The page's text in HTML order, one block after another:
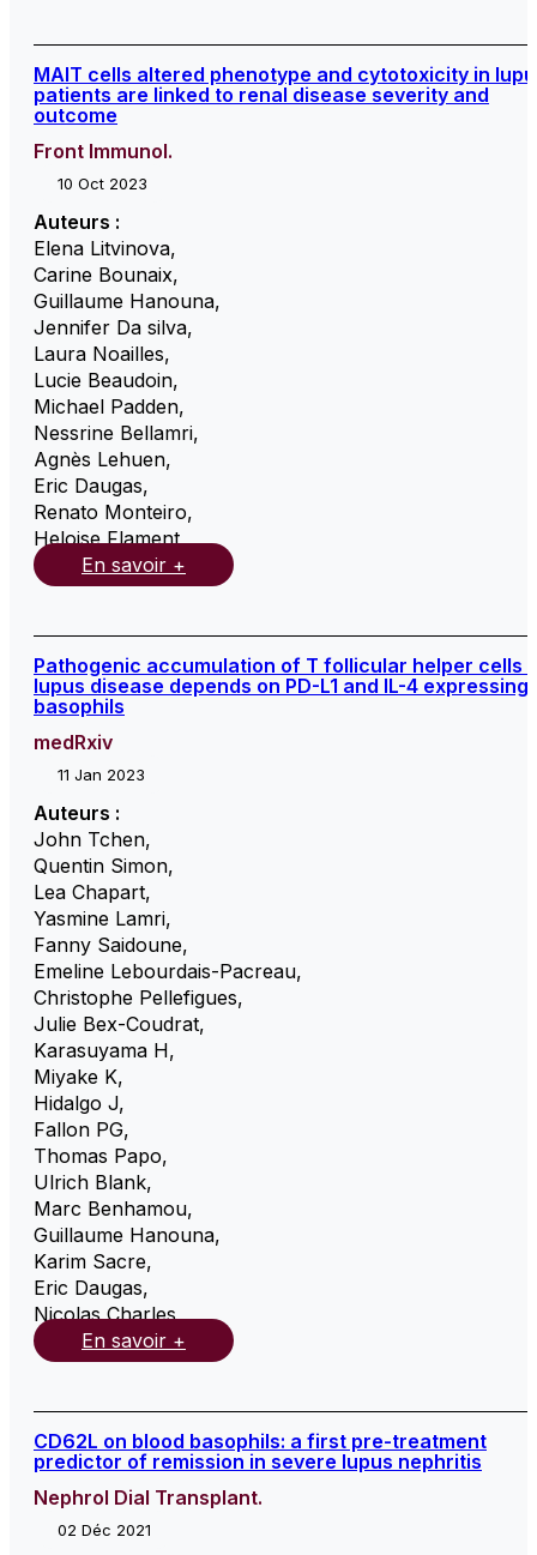
MAIT cells altered phenotype and cytotoxicity in
patients are linked to renal disease severity and
outcome
Front Immunol.
10 Oct 2023
Auteurs :
Elena Litvinova,
Carine Bounaix,
Guillaume Hanouna,
Jennifer Da silva,
Laura Noailles,
Lucie Beaudoin,
Michael Padden,
Nessrine Bellamri,
Agnès Lehuen,
Eric Daugas,
Renato Monteiro,
Heloise Flament,
En savoir +
Pathogenic accumulation of T follicular helper cells
lupus disease depends on PD-L1 and IL-4 expressing
basophils
medRxiv
11 Jan 2023
Auteurs :
John Tchen,
Quentin Simon,
Lea Chapart,
Yasmine Lamri,
Fanny Saidoune,
Emeline Lebourdais-Pacreau,
Christophe Pellefigues,
Julie Bex-Coudrat,
Karasuyama H,
Miyake K,
Hidalgo J,
Fallon PG,
Thomas Papo,
Ulrich Blank,
Marc Benhamou,
Guillaume Hanouna,
Karim Sacre,
Eric Daugas,
Nicolas Charles,
En savoir +
CD62L on blood basophils: a first pre-treatment
predictor of remission in severe lupus nephritis
Nephrol Dial Transplant.
02 Déc 2021